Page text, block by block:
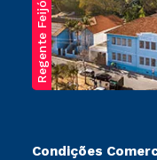
Regente Feijó
Condições